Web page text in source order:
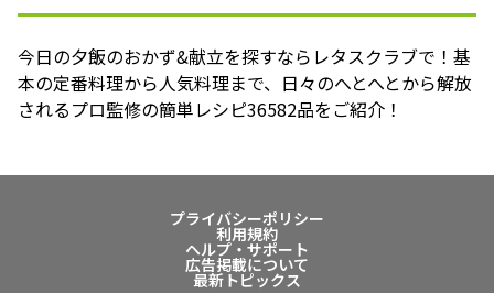
今日の夕飯のおかず&献立を探すならレタスクラブで！基
本の定番料理から人気料理まで、日々のへとへとから解放
されるプロ監修の簡単レシピ36582品をご紹介！
プライバシーポリシー
利用規約
ヘルプ・サポート
広告掲載について
最新トピックス